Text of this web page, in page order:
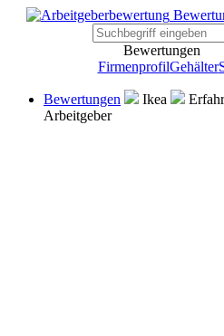
Bewertungen
FirmenprofilGehälter
Bewertungen Ikea
Arbeitgeber